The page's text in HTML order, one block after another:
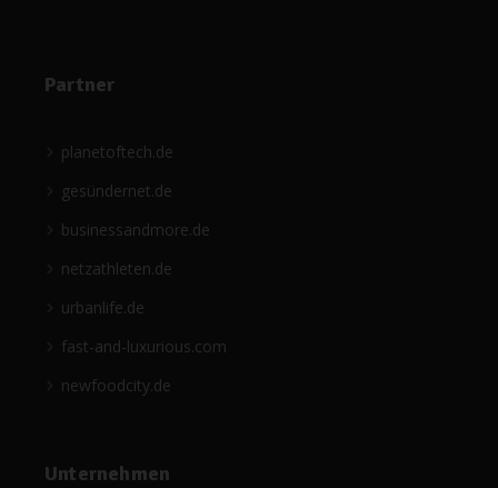
Partner
planetoftech.de
gesündernet.de
businessandmore.de
netzathleten.de
urbanlife.de
fast-and-luxurious.com
newfoodcity.de
Unternehmen